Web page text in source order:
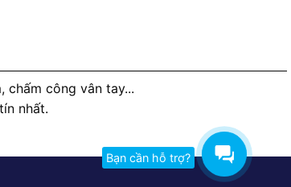
chấm công vân tay...
nhất.
Bạn cần hỗ trợ?